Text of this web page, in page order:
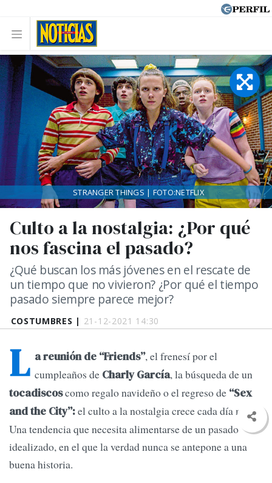
COSTUMBRES | 21-12-2021 14:30
Culto a la nostalgia: ¿Por qué
nos fascina el pasado?
¿Qué buscan los más jóvenes en el rescate de
un tiempo que no vivieron? ¿Por qué el tiempo
pasado siempre parece mejor?
STRANGER THINGS | FOTO:NETFLIX
L a reunión de “Friends”, el frenesí por el
cumpleaños de Charly García, la búsqueda de un
tocadiscoscomo regalo navideño o el regreso de “Sex
and the City”:el culto a la nostalgia crece cada día más.
Una tendencia que necesita alimentarse de un pasado
idealizado, en el que la verdad nunca se antepone a una
buena historia.